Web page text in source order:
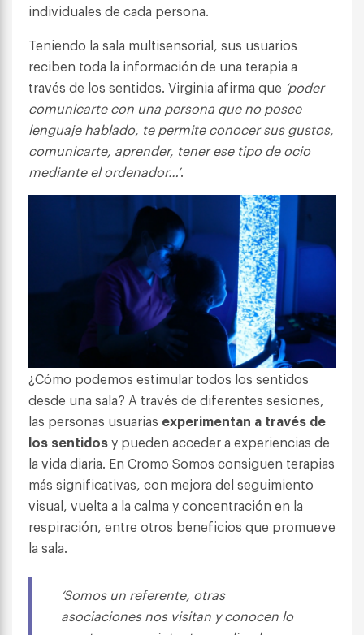
individuales de cada persona.
Teniendo la sala multisensorial, sus usuarios
reciben toda la información de una terapia a
través de los sentidos. Virginia afirma que ‘poder
comunicarte con una persona que no posee
lenguaje hablado, te permite conocer sus gustos,
comunicarte, aprender, tener ese tipo de ocio
mediante el ordenador…’.
¿Cómo podemos estimular todos los sentidos
desde una sala? A través de diferentes sesiones,
las personas usuarias experimentan a través de
los sentidosy pueden acceder a experiencias de
la vida diaria. En Cromo Somos consiguen terapias
más significativas, con mejora del seguimiento
visual, vuelta a la calma y concentración en la
respiración, entre otros beneficios que promueve
la sala.
‘Somos un referente, otras
asociaciones nos visitan y conocen lo